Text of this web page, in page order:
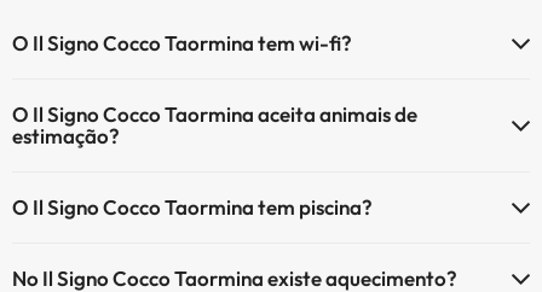
O Il Signo Cocco Taormina tem wi-fi?
O Il Signo Cocco Taormina tem Wi-Fi.
O Il Signo Cocco Taormina aceita animais de
estimação?
pedido e com pagamento directo no local). Consulte as condições.
O Il Signo Cocco Taormina tem piscina?
Aqui tem mais info sobre a piscina e outras facilidades.
No Il Signo Cocco Taormina existe aquecimento?